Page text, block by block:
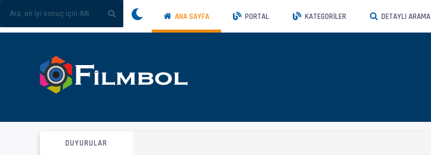
ANA SAYFA PORTAL KATEGORILER DETAYLI ARAMA
DUYURULAR